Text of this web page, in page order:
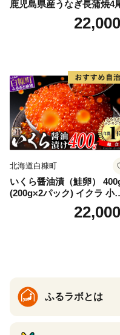
鹿児島県産うなぎ長蒲焼4
22,000
北海道白糠町
いくら醤油漬（鮭卵）
(200g×2パック) イクラ 小
け いくら醤油漬 鮭いくら
くら醤油漬け 鮭 鮭卵 ikura
22,000
ふるラボとは